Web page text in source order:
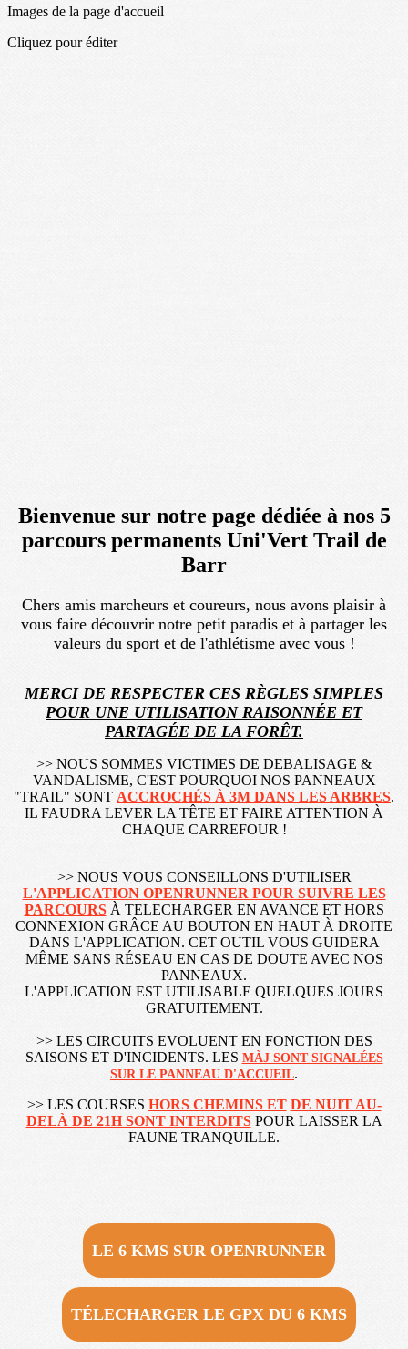
Images de la page d'accueil
Cliquez pour éditer
Bienvenue sur notre page dédiée à nos 5
parcours permanents Uni'Vert Trail de
Barr
Chers amis marcheurs et coureurs, nous avons plaisir à
vous faire découvrir notre petit paradis et à partager les
valeurs du sport et de l'athlétisme avec vous !
MERCI DE RESPECTER CES RÈGLES SIMPLES
POUR UNE UTILISATION RAISONNÉE ET
PARTAGÉE DE LA FORÊT.
>> NOUS SOMMES VICTIMES DE DEBALISAGE &
VANDALISME, C'EST POURQUOI NOS PANNEAUX
"TRAIL" SONT ACCROCHÉS À 3M DANS LES ARBRES.
IL FAUDRA LEVER LA TÊTE ET FAIRE ATTENTION À
CHAQUE CARREFOUR !
>> NOUS VOUS CONSEILLONS D'UTILISER
L'APPLICATION OPENRUNNER POUR SUIVRE LES
PARCOURSÀ TELECHARGER EN AVANCE ET HORS
CONNEXION GRÂCE AU BOUTON EN HAUT À DROITE
DANS L'APPLICATION. CET OUTIL VOUS GUIDERA
MÊME SANS RÉSEAU EN CAS DE DOUTE AVEC NOS
PANNEAUX.
L'APPLICATION EST UTILISABLE QUELQUES JOURS
GRATUITEMENT.
>> LES CIRCUITS EVOLUENT EN FONCTION DES
SAISONS ET D'INCIDENTS. LES MÀJ SONT SIGNALÉES
SUR LE PANNEAU D'ACCUEIL.
>> LES COURSES HORS CHEMINS ET DE NUIT AU-
DELÀ DE 21H SONT INTERDITSPOUR LAISSER LA
FAUNE TRANQUILLE.
LE 6 KMS SUR OPENRUNNER
TÉLECHARGER LE GPX DU 6 KMS